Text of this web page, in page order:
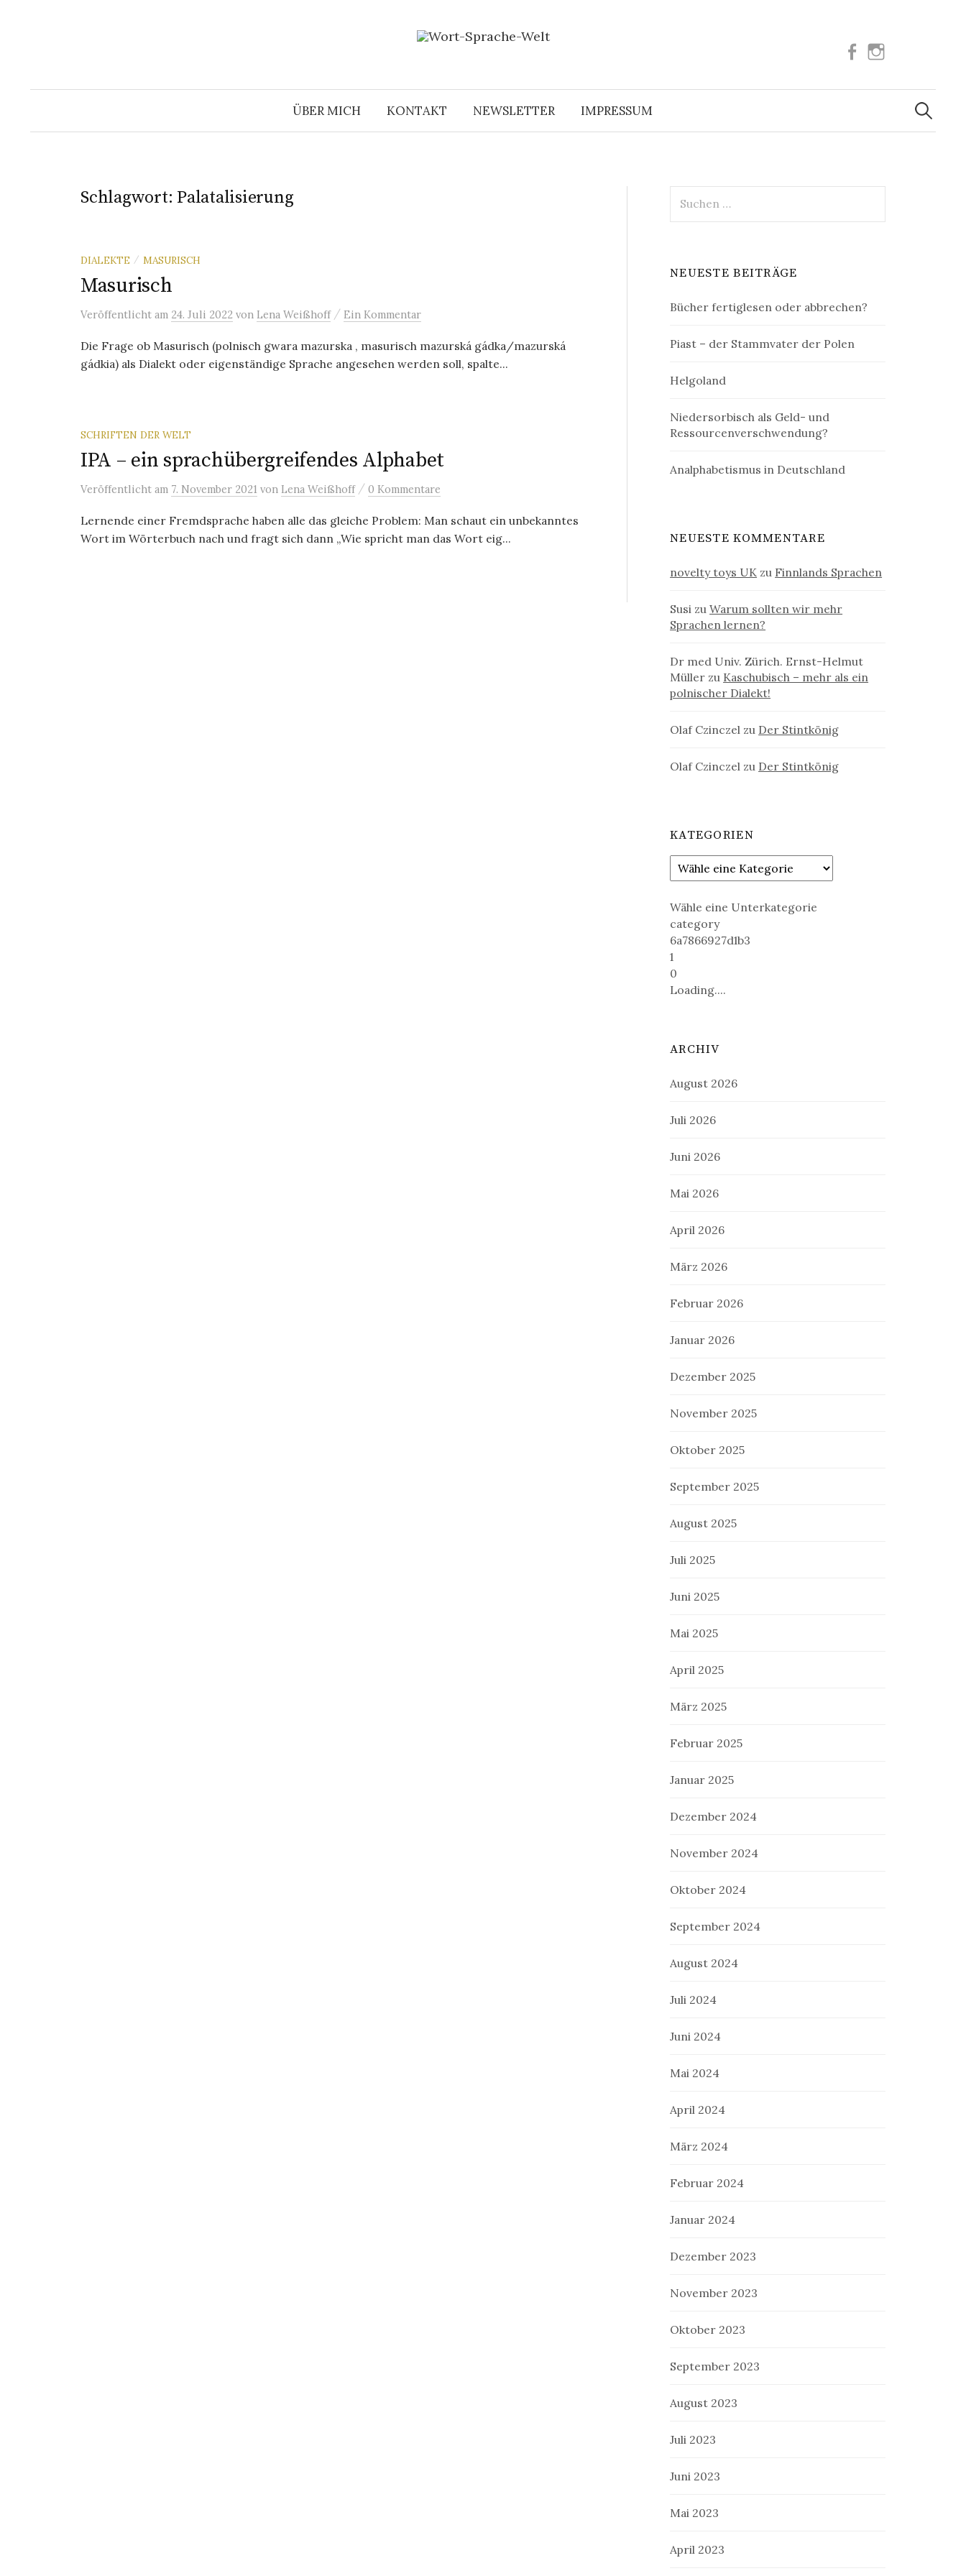
Facebook
ÜBER MICH KONTAKT NEWSLETTER IMPRESSUM
Suchen
nach:
Schlagwort: Palatalisierung
DIALEKTE / MASURISCH
Masurisch
Veröffentlicht am 24. Juli 2022 von Lena Weißhoff / Ein Kommentar
Die Frage ob Masurisch (polnisch gwara mazurska , masurisch mazurská gádka/mazurská
gádkia) als Dialekt oder eigenständige Sprache angesehen werden soll, spalte...
SCHRIFTEN DER WELT
IPA – ein sprachübergreifendes Alphabet
Veröffentlicht am 7. November 2021 von Lena Weißhoff / 0 Kommentare
Lernende einer Fremdsprache haben alle das gleiche Problem: Man schaut ein unbekanntes
Wort im Wörterbuch nach und fragt sich dann „Wie spricht man das Wort eig...
nach:
NEUESTE BEITRÄGE
Bücher fertiglesen oder abbrechen?
Piast – der Stammvater der Polen
Helgoland
Niedersorbisch als Geld- und
Ressourcenverschwendung?
Analphabetismus in Deutschland
NEUESTE KOMMENTARE
novelty toys UK zu Finnlands Sprachen
Susi zuWarum sollten wir mehr
Sprachen lernen?
Dr med Univ. Zürich. Ernst-Helmut
Müller zu Kaschubisch – mehr als ein
polnischer Dialekt!
Olaf Czinczel zu Der Stintkönig
Olaf Czinczel zu Der Stintkönig
KATEGORIEN
Wähle eine Unterkategorie
category
6a7866927d1b3
1
0
Loading....
ARCHIV
August 2026
Juli 2026
Juni 2026
Mai 2026
April 2026
März 2026
Februar 2026
Januar 2026
Dezember 2025
November 2025
Oktober 2025
September 2025
August 2025
Juli 2025
Juni 2025
Mai 2025
April 2025
März 2025
Februar 2025
Januar 2025
Dezember 2024
November 2024
Oktober 2024
September 2024
August 2024
Juli 2024
Juni 2024
Mai 2024
April 2024
März 2024
Februar 2024
Januar 2024
Dezember 2023
November 2023
Oktober 2023
September 2023
August 2023
Juli 2023
Juni 2023
Mai 2023
April 2023